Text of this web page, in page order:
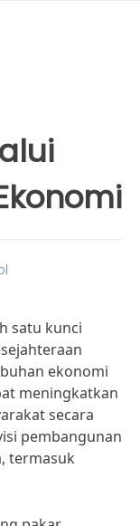
satu kunci
ekonomi
meningkatkan
secara
pembangunan
termasuk